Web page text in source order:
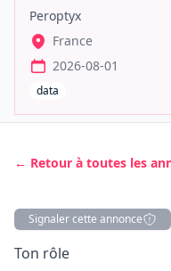
Peroptyx
France
2026-08-01
data
← Retour à toutes les
Signaler cette annonce
Description
Ton rôle